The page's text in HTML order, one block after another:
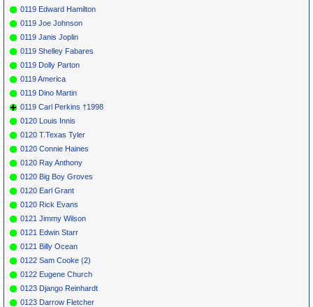
0119 Edward Hamilton
0119 Joe Johnson
0119 Janis Joplin
0119 Shelley Fabares
0119 Dolly Parton
0119 America
0119 Dino Martin
0119 Carl Perkins †1998
0120 Louis Innis
0120 T.Texas Tyler
0120 Connie Haines
0120 Ray Anthony
0120 Big Boy Groves
0120 Earl Grant
0120 Rick Evans
0121 Jimmy Wilson
0121 Edwin Starr
0121 Billy Ocean
0122 Sam Cooke (2)
0122 Eugene Church
0123 Django Reinhardt
0123 Darrow Fletcher